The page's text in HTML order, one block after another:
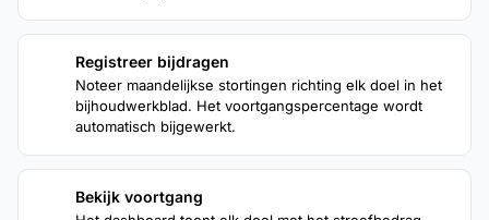
Registreer bijdragen
Noteer maandelijkse stortingen richting elk doel in het
bijhoudwerkblad. Het voortgangspercentage wordt
automatisch bijgewerkt.
Bekijk voortgang